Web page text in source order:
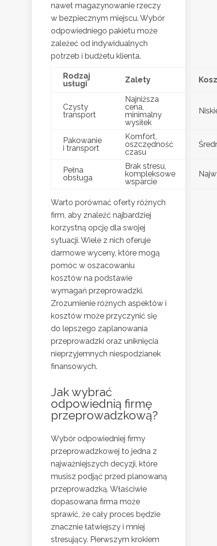
nawet magazynowanie rzeczy
w bezpiecznym miejscu. Wybór
odpowiedniego pakietu może
zależeć od indywidualnych
potrzeb i budżetu klienta.
Rodzaj
usługi
Zalety
Czysty
transport
Najniższa
cena,
minimalny
wysiłek
Pakowanie
i transport
Komfort,
oszczędność
czasu
Pełna
obsługa
Brak stresu,
kompleksowe
wsparcie
Warto porównać oferty różnych
firm, aby znaleźć najbardziej
korzystną opcję dla swojej
sytuacji. Wiele z nich oferuje
darmowe wyceny, które mogą
pomóc w oszacowaniu
kosztów na podstawie
wymagań przeprowadzki.
Zrozumienie różnych aspektów i
kosztów może przyczynić się
do lepszego zaplanowania
przeprowadzki oraz uniknięcia
nieprzyjemnych niespodzianek
finansowych.
Jak wybrać
odpowiednią firmę
przeprowadzkową?
Wybór odpowiedniej firmy
przeprowadzkowej to jedna z
najważniejszych decyzji, które
musisz podjąć przed planowaną
przeprowadzką. Właściwie
dopasowana firma może
sprawić, że cały proces będzie
znacznie łatwiejszy i mniej
stresujący. Pierwszym krokiem